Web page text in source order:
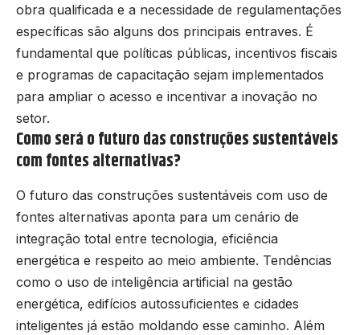
obra qualificada e a necessidade de regulamentações
específicas são alguns dos principais entraves. É
fundamental que políticas públicas, incentivos fiscais
e programas de capacitação sejam implementados
para ampliar o acesso e incentivar a inovação no
setor.
Como será o futuro das construções sustentáveis
com fontes alternativas?
O futuro das construções sustentáveis com uso de
fontes alternativas aponta para um cenário de
integração total entre tecnologia, eficiência
energética e respeito ao meio ambiente. Tendências
como o uso de inteligência artificial na gestão
energética, edifícios autossuficientes e cidades
inteligentes já estão moldando esse caminho. Além